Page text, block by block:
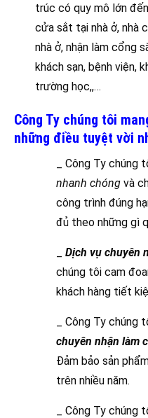
trúc có quy mô lớn
cửa sắt tại nhà ở, nhà
nhà ở, nhận làm cổng
khách sạn, bệnh viện,
trường học,,…
Công Ty chúng tôi
những điều tuyệt vời
_ Công Ty chúng
nhanh chóng và
công trình đúng
đủ theo những gì
Dịch vụ chuyên
chúng tôi cam
khách hàng tiết
_ Công Ty chúng
chuyên nhận làm
Đảm bảo sản
trên nhiều năm.
_ Công Ty chúng